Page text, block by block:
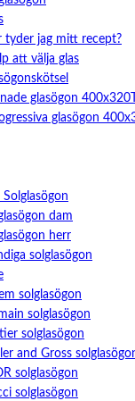
tyder jag mitt recept?
att välja glas
Solglasögon
dam
herr
solglasögon
solglasögon
solglasögon
solglasögon
and Gross
solglasögon
solglasögon